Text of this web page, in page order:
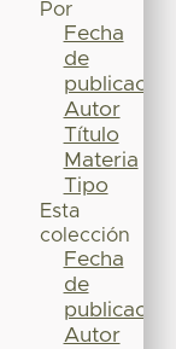
Por
Fecha
de
publicación
Autor
Título
Materia
Tipo
Esta
colección
Fecha
de
publicación
Autor